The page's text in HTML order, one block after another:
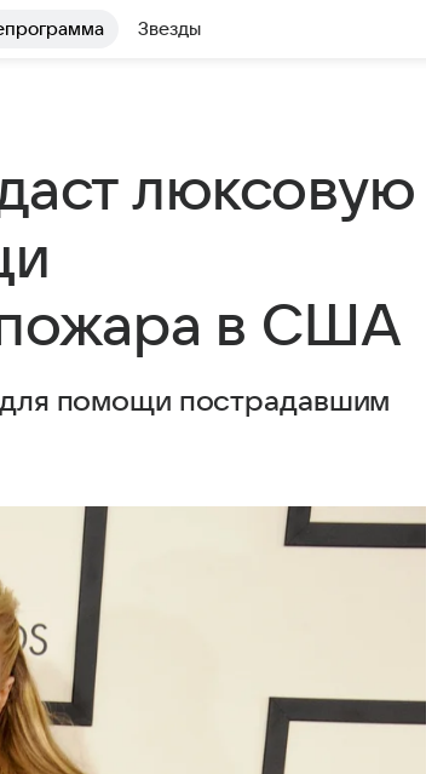
Звезды
люксовую
в США
помощи пострадавшим